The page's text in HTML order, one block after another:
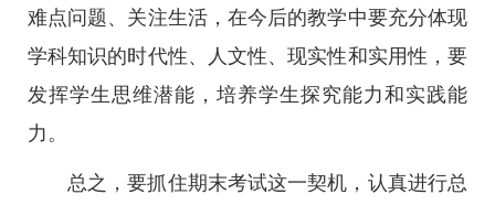
难点问题、关注生活，在今后的教学中要充分体现
学科知识的时代性、人文性、现实性和实用性，要
发挥学生思维潜能，培养学生探究能力和实践能
力。
总之，要抓住期末考试这一契机，认真进行总